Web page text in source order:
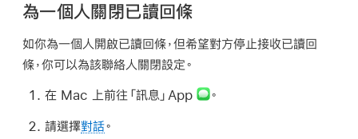
為一個人關閉已讀回條
如你為一個人開啟已讀回條，但希望對方停止接收已讀回
條，你可以為該聯絡人關閉設定。
在 Mac 上前往「訊息」App 。
請選擇對話。